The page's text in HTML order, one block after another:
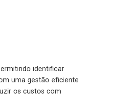
identificar
uma gestão eficiente
os custos com